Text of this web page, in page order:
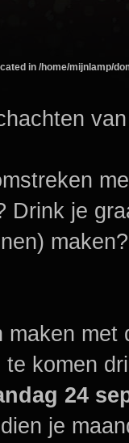
in /home/mijnlamp/
Drink je
komen
24
je